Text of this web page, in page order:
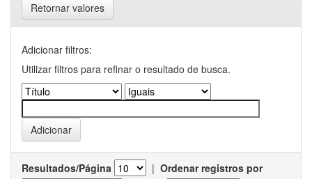
Retornar valores
Adicionar filtros:
Utilizar filtros para refinar o resultado de busca.
Resultados/Página | Ordenar registros por